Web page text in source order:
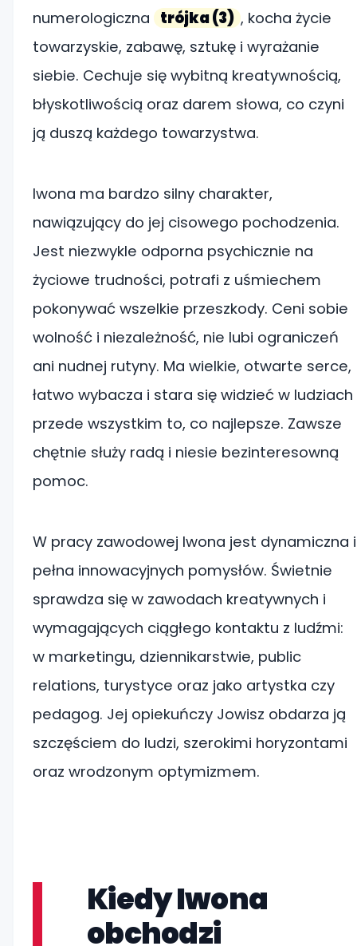
numerologiczna trójka (3) , kocha życie
towarzyskie, zabawę, sztukę i wyrażanie
siebie. Cechuje się wybitną kreatywnością,
błyskotliwością oraz darem słowa, co czyni
ją duszą każdego towarzystwa.
Iwona ma bardzo silny charakter,
nawiązujący do jej cisowego pochodzenia.
Jest niezwykle odporna psychicznie na
życiowe trudności, potrafi z uśmiechem
pokonywać wszelkie przeszkody. Ceni sobie
wolność i niezależność, nie lubi ograniczeń
ani nudnej rutyny. Ma wielkie, otwarte serce,
łatwo wybacza i stara się widzieć w ludziach
przede wszystkim to, co najlepsze. Zawsze
chętnie służy radą i niesie bezinteresowną
pomoc.
W pracy zawodowej Iwona jest dynamiczna i
pełna innowacyjnych pomysłów. Świetnie
sprawdza się w zawodach kreatywnych i
wymagających ciągłego kontaktu z ludźmi:
w marketingu, dziennikarstwie, public
relations, turystyce oraz jako artystka czy
pedagog. Jej opiekuńczy Jowisz obdarza ją
szczęściem do ludzi, szerokimi horyzontami
oraz wrodzonym optymizmem.
Kiedy Iwona
obchodzi